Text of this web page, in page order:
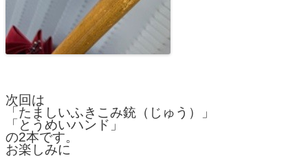
次回は
「たましいふきこみ銃（じゅう）」
「とうめいハンド」
の2本です。
お楽しみに